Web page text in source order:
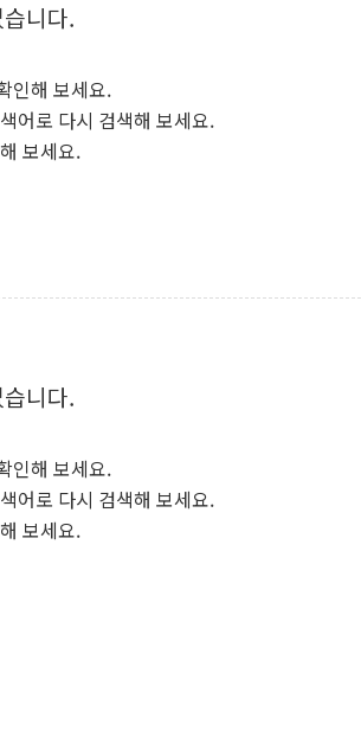
니다.
인해 보세요.
어로 다시 검색해 보세요.
보세요.
니다.
인해 보세요.
어로 다시 검색해 보세요.
보세요.